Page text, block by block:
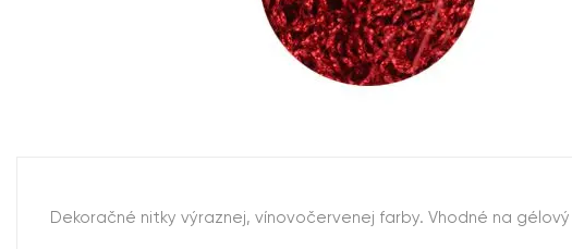
Dekoračné nitky výraznej, vínovočervenej farby. Vhodné na